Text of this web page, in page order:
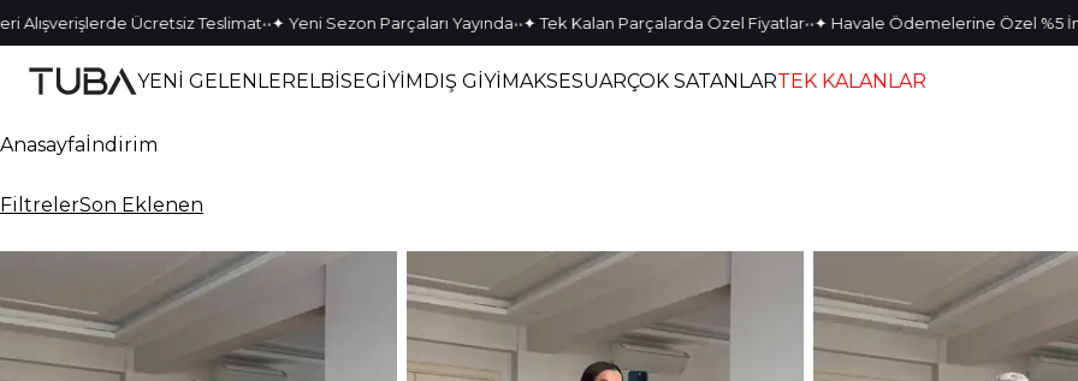
Alışverişlerde Ücretsiz Teslimat••✦ Yeni Sezon Parçaları Yayında••✦ Tek Kalan Parçalarda Özel Fiyatlar••✦ Havale Ödemelerine Özel %5
YENİ GELENLERELBİSEGİYİMDIŞ GİYİMAKSESUARÇOK SATANLARTEK KALANLAR
Anasayfaİndirim
FiltrelerSon Eklenen